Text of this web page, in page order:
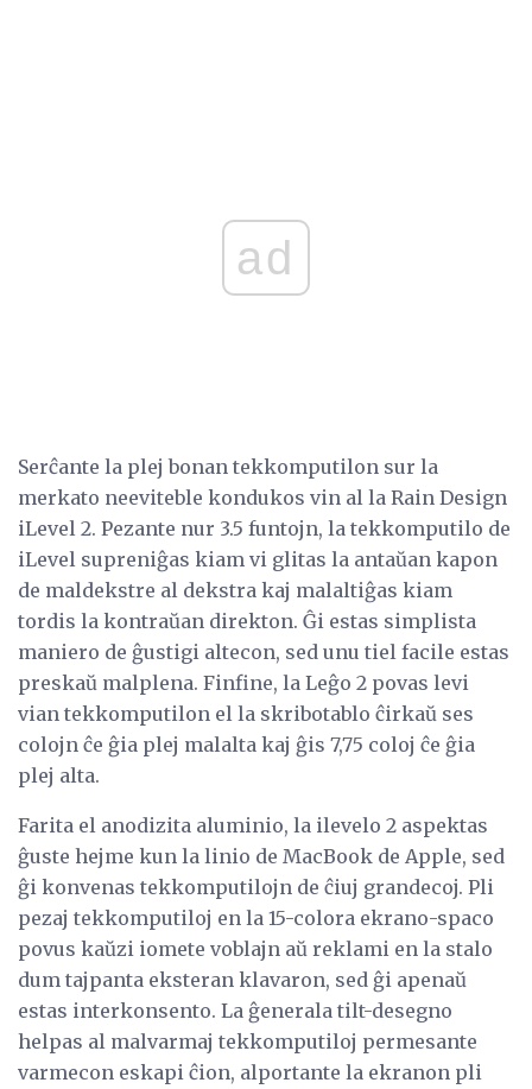
ad
Serĉante la plej bonan tekkomputilon sur la
merkato neeviteble kondukos vin al la Rain Design
iLevel 2. Pezante nur 3.5 funtojn, la tekkomputilo de
iLevel supreniĝas kiam vi glitas la antaŭan kapon
de maldekstre al dekstra kaj malaltiĝas kiam
tordis la kontraŭan direkton. Ĝi estas simplista
maniero de ĝustigi altecon, sed unu tiel facile estas
preskaŭ malplena. Finfine, la Leĝo 2 povas levi
vian tekkomputilon el la skribotablo ĉirkaŭ ses
colojn ĉe ĝia plej malalta kaj ĝis 7,75 coloj ĉe ĝia
plej alta.
Farita el anodizita aluminio, la ilevelo 2 aspektas
ĝuste hejme kun la linio de MacBook de Apple, sed
ĝi konvenas tekkomputilojn de ĉiuj grandecoj. Pli
pezaj tekkomputiloj en la 15-colora ekrano-spaco
povus kaŭzi iomete voblajn aŭ reklami en la stalo
dum tajpanta eksteran klavaron, sed ĝi apenaŭ
estas interkonsento. La ĝenerala tilt-desegno
helpas al malvarmaj tekkomputiloj permesante
varmecon eskapi ĉion, alportante la ekranon pli